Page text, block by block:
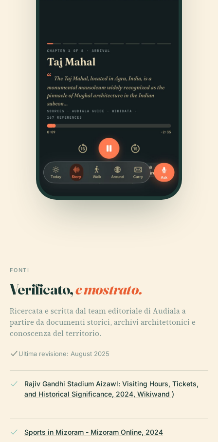
FONTI
Verificato,e mostrato.
Ricercata e scritta dal team editoriale di Audiala a
partire da documenti storici, archivi architettonici e
conoscenza del territorio.
Ultima revisione: August 2025
Rajiv Gandhi Stadium Aizawl: Visiting Hours, Tickets,
and Historical Significance, 2024, Wikiwand )
Sports in Mizoram - Mizoram Online, 2024